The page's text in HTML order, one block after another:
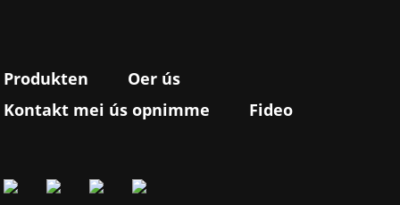
Produkten
Oer ús
Kontakt mei ús opnimme
Fideo